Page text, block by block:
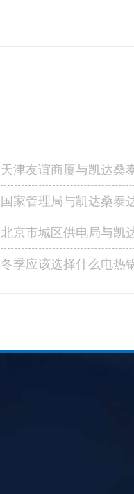
天津友谊商厦与凯达桑
国家管理局与凯达桑泰
北京市城区供电局与凯
冬季应该选择什么电热